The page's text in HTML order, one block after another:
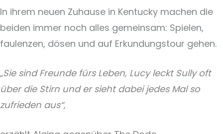
In ihrem neuen Zuhause in Kentucky machen die
beiden immer noch alles gemeinsam: Spielen,
faulenzen, dösen und auf Erkundungstour gehen.
„Sie sind Freunde fürs Leben, Lucy leckt Sully oft
über die Stirn und er sieht dabei jedes Mal so
zufrieden aus“,